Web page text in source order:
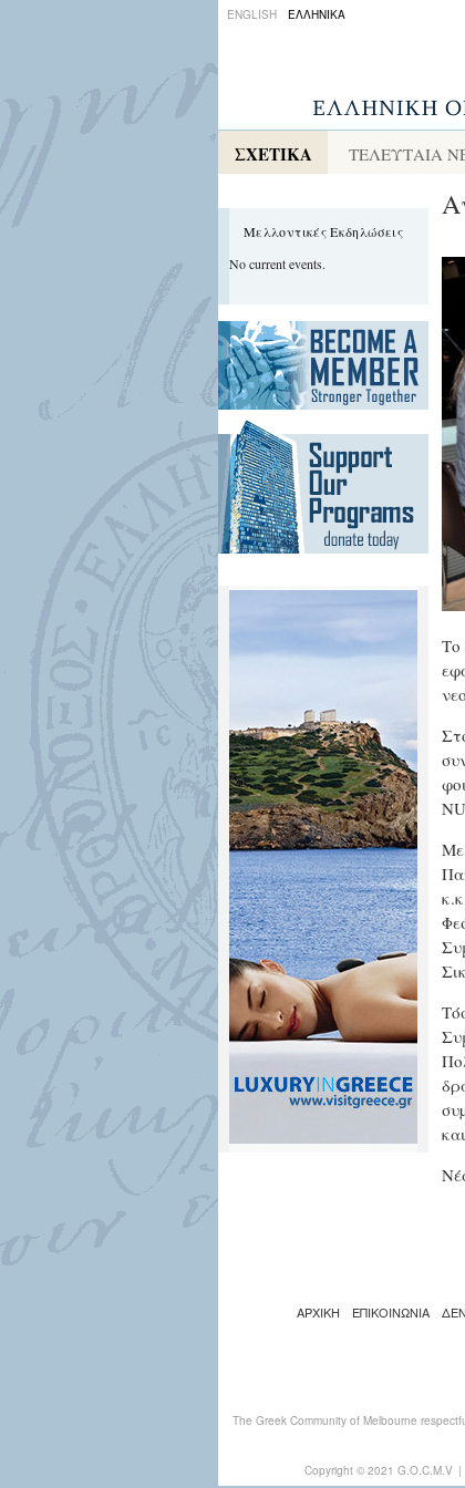
ENGLISH ΕΛΛΗΝΙΚΑ
ΣΧΕΤΙΚΑ ΤΕΛΕΥΤΑΙΑ
Μελλοντικές Εκδηλώσεις
No current events.
Το
Με
ΑΡΧΙΚΗ ΕΠΙΚΟΙΝΩΝΙΑ
The Greek Community of Melbourne
Copyright © 2021 G.O.C.M.V |